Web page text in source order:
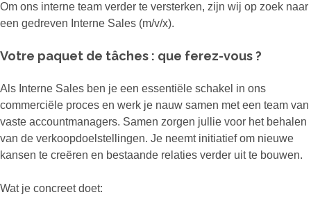
Om ons interne team verder te versterken, zijn wij op zoek naar
een gedreven Interne Sales (m/v/x).
Votre paquet de tâches : que ferez-vous ?
Als Interne Sales ben je een essentiële schakel in ons
commerciële proces en werk je nauw samen met een team van
vaste accountmanagers. Samen zorgen jullie voor het behalen
van de verkoopdoelstellingen. Je neemt initiatief om nieuwe
kansen te creëren en bestaande relaties verder uit te bouwen.
Wat je concreet doet: